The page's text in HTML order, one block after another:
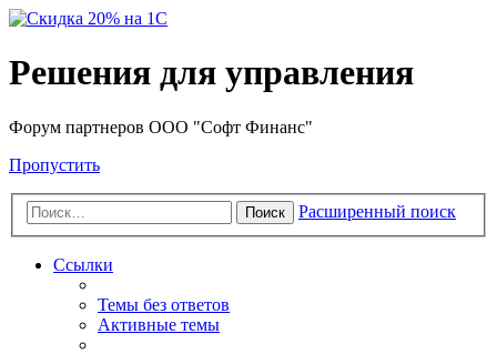
Решения для управления
Форум партнеров ООО "Софт Финанс"
Пропустить
Поиск Расширенный поиск
Ссылки
Темы без ответов
Активные темы